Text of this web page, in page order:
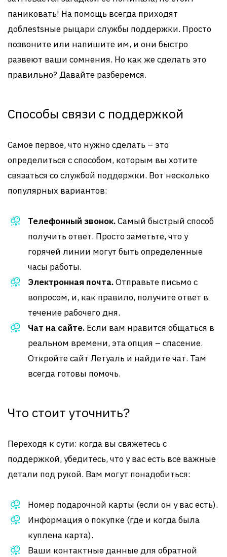
паниковать! На помощь всегда приходят
доблestsные рыцари службы поддержки. Просто
позвоните или напишите им, и они быстро
развеют ваши сомнения. Но как же сделать это
правильно? Давайте разберемся.
Способы связи с поддержкой
Самое первое, что нужно сделать – это
определиться с способом, которым вы хотите
связаться со службой поддержки. Вот несколько
популярных вариантов:
Телефонный звонок.Самый быстрый способ
получить ответ. Просто заметьте, что у
горячей линии могут быть определенные
часы работы.
Электронная почта.Отправьте письмо с
вопросом, и, как правило, получите ответ в
течение рабочего дня.
Чат на сайте. Если вам нравится общаться в
реальном времени, эта опция – спасение.
Откройте сайт Летуаль и найдите чат. Там
всегда готовы помочь.
Что стоит уточнить?
Переходя к сути: когда вы свяжетесь с
поддержкой, убедитесь, что у вас есть все важные
детали под рукой. Вам могут понадобиться:
Номер подарочной карты (если он у вас есть).
Информация о покупке (где и когда была
куплена карта).
Ваши контактные данные для обратной